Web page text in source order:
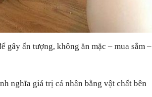
ấn tượng, không ăn mặc – mua sắm –
nghĩa giá trị cá nhân bằng vật chất bên